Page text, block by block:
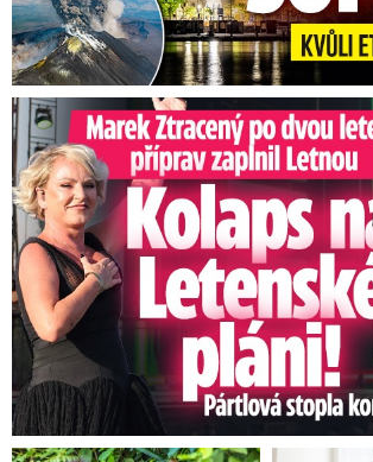
Marek Ztracený na Letné: Pártlová stopla